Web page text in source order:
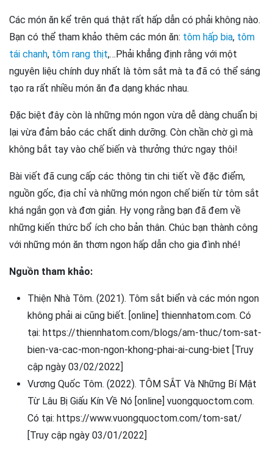
Các món ăn kể trên quá thật rất hấp dẫn có phải không nào.
Bạn có thể tham khảo thêm các món ăn: tôm hấp bia, tôm
tái chanh, tôm rang thịt,…Phải khẳng định rằng với một
nguyên liệu chính duy nhất là tôm sắt mà ta đã có thể sáng
tạo ra rất nhiều món ăn đa dạng khác nhau.
Đặc biệt đây còn là những món ngon vừa dễ dàng chuẩn bị
lại vừa đảm bảo các chất dinh dưỡng. Còn chần chờ gì mà
không bắt tay vào chế biến và thưởng thức ngay thôi!
Bài viết đã cung cấp các thông tin chi tiết về đặc điểm,
nguồn gốc, địa chỉ và những món ngon chế biến từ tôm sắt
khá ngắn gọn và đơn giản. Hy vọng rằng bạn đã đem về
những kiến thức bổ ích cho bản thân. Chúc bạn thành công
với những món ăn thơm ngon hấp dẫn cho gia đình nhé!
Nguồn tham khảo:
Thiện Nhà Tôm. (2021). Tôm sắt biển và các món ngon
không phải ai cũng biết. [online] thiennhatom.com. Có
tại: https://thiennhatom.com/blogs/am-thuc/tom-sat-
bien-va-cac-mon-ngon-khong-phai-ai-cung-biet [Truy
cập ngày 03/02/2022]
Vương Quốc Tôm. (2022). TÔM SẮT Và Những Bí Mật
Từ Lâu Bị Giấu Kín Về Nó [online] vuongquoctom.com.
Có tại: https://www.vuongquoctom.com/tom-sat/
[Truy cập ngày 03/01/2022]